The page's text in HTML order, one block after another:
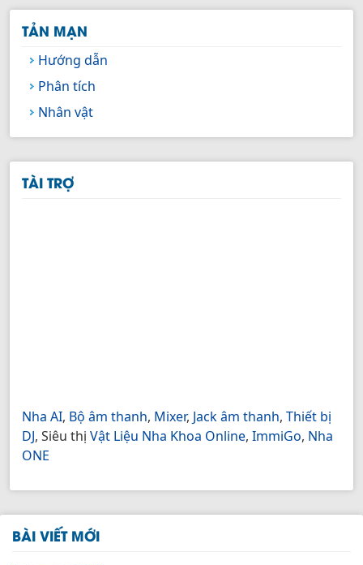
TẢN MẠN
Hướng dẫn
Phân tích
Nhân vật
TÀI TRỢ
Nha AI, Bộ âm thanh, Mixer, Jack âm thanh, Thiết bị
DJ, Siêu thị Vật Liệu Nha Khoa Online, ImmiGo, Nha
ONE
BÀI VIẾT MỚI